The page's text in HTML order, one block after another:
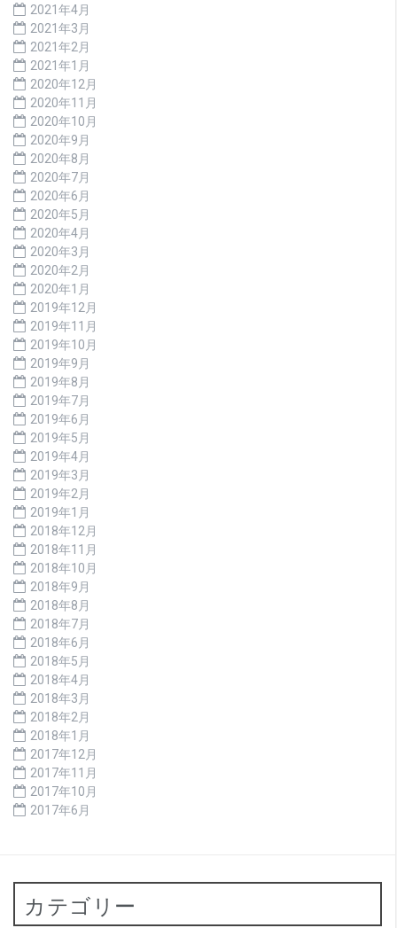
2021年4月
2021年3月
2021年2月
2021年1月
2020年12月
2020年11月
2020年10月
2020年9月
2020年8月
2020年7月
2020年6月
2020年5月
2020年4月
2020年3月
2020年2月
2020年1月
2019年12月
2019年11月
2019年10月
2019年9月
2019年8月
2019年7月
2019年6月
2019年5月
2019年4月
2019年3月
2019年2月
2019年1月
2018年12月
2018年11月
2018年10月
2018年9月
2018年8月
2018年7月
2018年6月
2018年5月
2018年4月
2018年3月
2018年2月
2018年1月
2017年12月
2017年11月
2017年10月
2017年6月
カテゴリー